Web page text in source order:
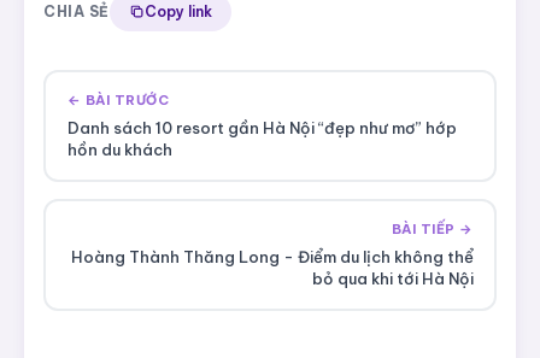
CHIA SẺ Copy link
← BÀI TRƯỚC
Danh sách 10 resort gần Hà Nội “đẹp như mơ” hớp
hồn du khách
BÀI TIẾP →
Hoàng Thành Thăng Long - Điểm du lịch không thể
bỏ qua khi tới Hà Nội